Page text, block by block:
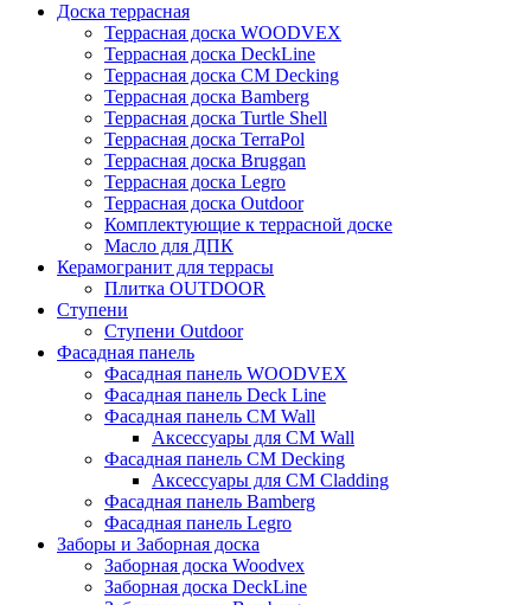
Доска террасная
Террасная доска WOODVEX
Террасная доска DeckLine
Террасная доска CM Decking
Террасная доска Bamberg
Террасная доска Turtle Shell
Террасная доска TerraPol
Террасная доска Bruggan
Террасная доска Legro
Террасная доска Outdoor
Комплектующие к террасной доске
Масло для ДПК
Керамогранит для террасы
Плитка OUTDOOR
Ступени
Ступени Outdoor
Фасадная панель
Фасадная панель WOODVEX
Фасадная панель Deck Line
Фасадная панель CM Wall
Аксессуары для CM Wall
Фасадная панель CM Decking
Аксессуары для CM Cladding
Фасадная панель Bamberg
Фасадная панель Legro
Заборы и Заборная доска
Заборная доска Woodvex
Заборная доска DeckLine